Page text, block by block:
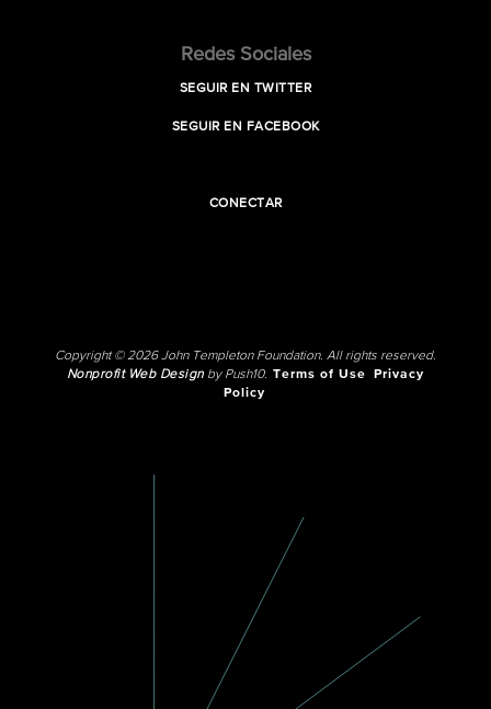
Redes Sociales
SEGUIR EN TWITTER
SEGUIR EN FACEBOOK
CONECTAR
Copyright © 2026 John Templeton Foundation. All rights reserved.
Nonprofit Web Designby Push10. Terms of Use
Privacy
Policy